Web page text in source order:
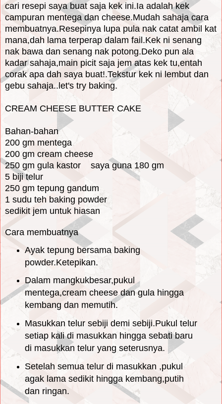
cari resepi saya buat saja kek ini.Ia adalah kek
campuran mentega dan cheese.Mudah sahaja cara
membuatnya.Resepinya lupa pula nak catat ambil kat
mana,dah lama terperap dalam fail.Kek ni senang
nak bawa dan senang nak potong.Deko pun ala
kadar sahaja,main picit saja jem atas kek tu,entah
corak apa dah saya buat!.Tekstur kek ni lembut dan
gebu sahaja..let's try baking.
CREAM CHEESE BUTTER CAKE
Bahan-bahan
200 gm mentega
200 gm cream cheese
250 gm gula kastor saya guna 180 gm
5 biji telur
250 gm tepung gandum
1 sudu teh baking powder
sedikit jem untuk hiasan
Cara membuatnya
Ayak tepung bersama baking
powder.Ketepikan.
Dalam mangkukbesar,pukul
mentega,cream cheese dan gula hingga
kembang dan memutih.
Masukkan telur sebiji demi sebiji.Pukul telur
setiap kali di masukkan hingga sebati baru
di masukkan telur yang seterusnya.
Setelah semua telur di masukkan ,pukul
agak lama sedikit hingga kembang,putih
dan ringan.